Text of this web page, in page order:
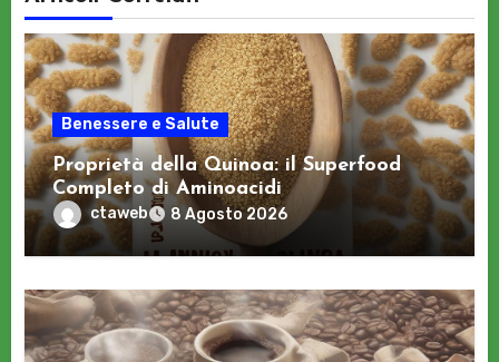
Benessere e Salute
Proprietà della Quinoa: il Superfood
Completo di Aminoacidi
ctaweb 8 Agosto 2026